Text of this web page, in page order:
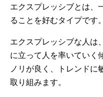
エクスプレッシブとは、
ることを好むタイプです。
エクスプレッシブな人は
に立って人を率いていく
ノリが良く、トレンドに
取り組みます。